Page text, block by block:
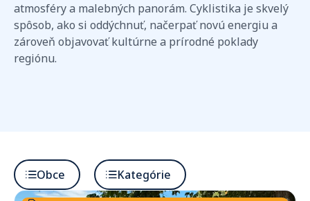
atmosféry a malebných panorám. Cyklistika je skvelý
spôsob, ako si oddýchnuť, načerpať novú energiu a
zároveň objavovať kultúrne a prírodné poklady
regiónu.
Obce Kategórie